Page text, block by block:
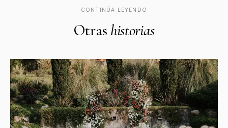
CONTINÚA LEYENDO
Otras historias